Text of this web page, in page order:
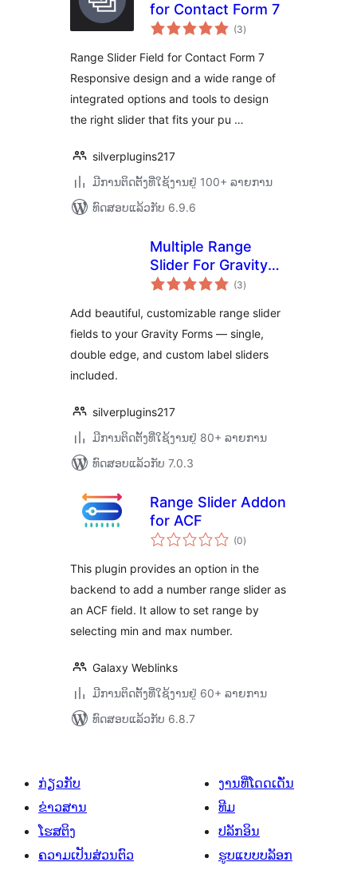
for Contact Form 7
(3ຄະແນນ
ທັງໝົດ
)
Range Slider Field for Contact Form 7
Responsive design and a wide range of
integrated options and tools to design
the right slider that fits your pu …
silverplugins217
ມີການຕິດຕັ້ງທີ່ໃຊ້ງານຢູ່ 100+ ລາຍການ
ທົດສອບແລ້ວກັບ 6.9.6
Multiple Range
Slider For Gravity
Form
(3ຄະແນນ
ທັງໝົດ
)
Add beautiful, customizable range slider
fields to your Gravity Forms — single,
double edge, and custom label sliders
included.
silverplugins217
ມີການຕິດຕັ້ງທີ່ໃຊ້ງານຢູ່ 80+ ລາຍການ
ທົດສອບແລ້ວກັບ 7.0.3
Range Slider Addon
for ACF
(0ຄະແນນ
ທັງໝົດ
)
This plugin provides an option in the
backend to add a number range slider as
an ACF field. It allow to set range by
selecting min and max number.
Galaxy Weblinks
ມີການຕິດຕັ້ງທີ່ໃຊ້ງານຢູ່ 60+ ລາຍການ
ທົດສອບແລ້ວກັບ 6.8.7
ກ່ຽວກັບ
ຂ່າວສານ
ໂຮສຕິງ
ຄວາມເປັນສ່ວນຕົວ
ງານທີ່ໂດດເດັ່ນ
ທີມ
ປລັກອິນ
ຮູບແບບບລັອກ